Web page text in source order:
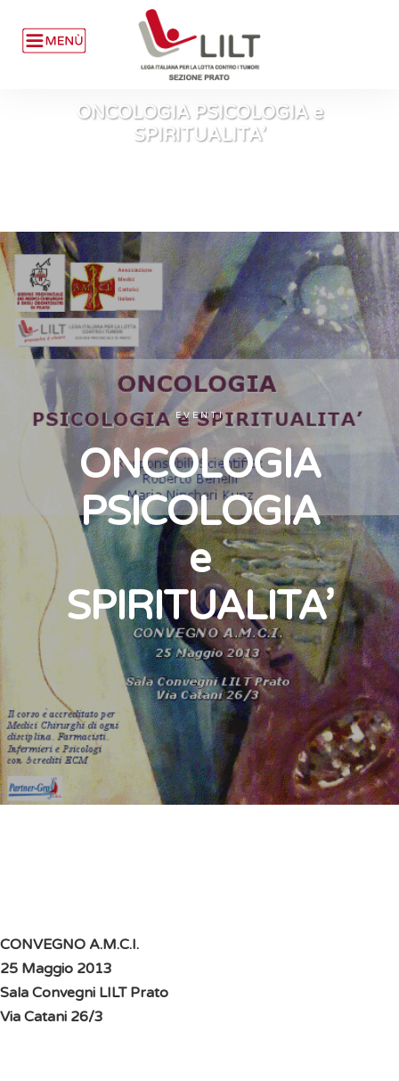
ONCOLOGIA PSICOLOGIA e
SPIRITUALITA’
EVENTI
ONCOLOGIA
PSICOLOGIA
e
SPIRITUALITA’
CONVEGNO A.M.C.I.
25 Maggio 2013
Sala Convegni LILT Prato
Via Catani 26/3